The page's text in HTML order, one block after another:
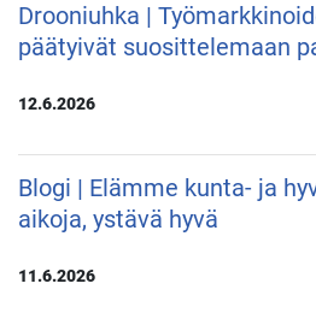
Drooniuhka |
päätyivät suosittelemaan
12.6.2026
Blogi | Elämme kunta- ja
aikoja, ystävä hyvä
11.6.2026